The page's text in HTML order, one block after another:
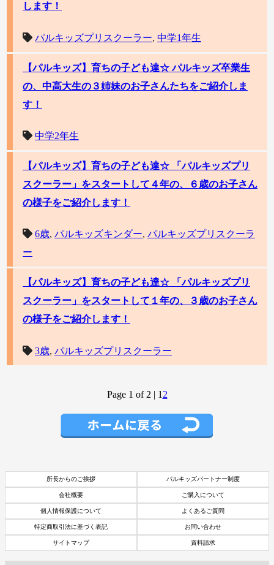
します！
パルキッズプリスクーラー, 中学1年生
【パルキッズ】育ちの子ども達☆ パルキッズ卒業生
の、中高大生の３姉妹のお子さんたちをご紹介しま
す！
中学2年生
【パルキッズ】育ちの子ども達☆ 「パルキッズプリ
スクーラー」をスタートして４年の、６歳のお子さん
の様子をご紹介します！
6歳, パルキッズキンダー, パルキッズプリスクーラ
ー
【パルキッズ】育ちの子ども達☆ 「パルキッズプリ
スクーラー」をスタートして１年の、３歳のお子さん
の様子をご紹介します！
3歳, パルキッズプリスクーラー
Page 1 of 2 | 1 2
所長からのご挨拶 パルキッズパートナー制度
会社概要 ご購入について
個人情報保護について よくあるご質問
特定商取引法に基づく表記 お問い合わせ
サイトマップ 資料請求